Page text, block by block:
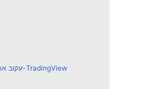
עקוב אחר כל השווקים ב-TradingView